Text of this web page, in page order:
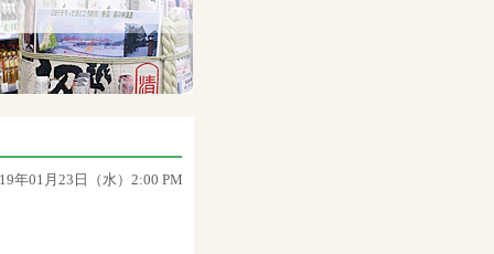
年01月23日（水）2:00 PM